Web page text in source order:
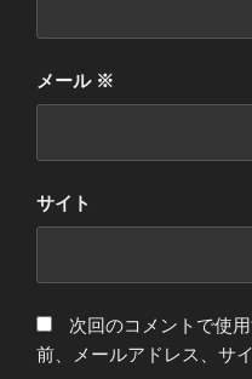
メール ※
サイト
次回のコメントで使
前、メールアドレス、サ